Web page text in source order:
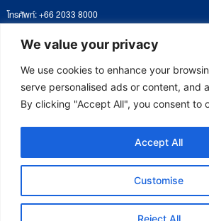
We value your privacy
We use cookies to enhance your
serve personalised ads or content, and
By clicking "Accept All", you consent to
Customise
Reject All
Accept All
โทรศัพท์: +66 2033 8000
เวลาทำการ: จันทร์ – ศุกร์
09:00 – 17:00 น.
ติดตามหนังสือหรือยื่นเอกสาร
saraban@eeco.or.th
Copyright © 2025 Eastern Economic Corridor Office